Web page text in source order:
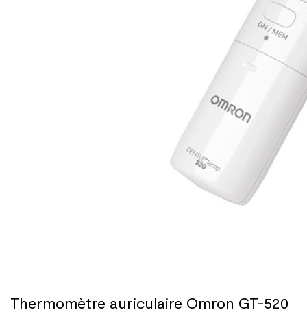
Thermomètre auriculaire Omron GT-520